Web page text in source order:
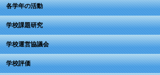
各学年の活動
学校課題研究
学校運営協議会
学校評価